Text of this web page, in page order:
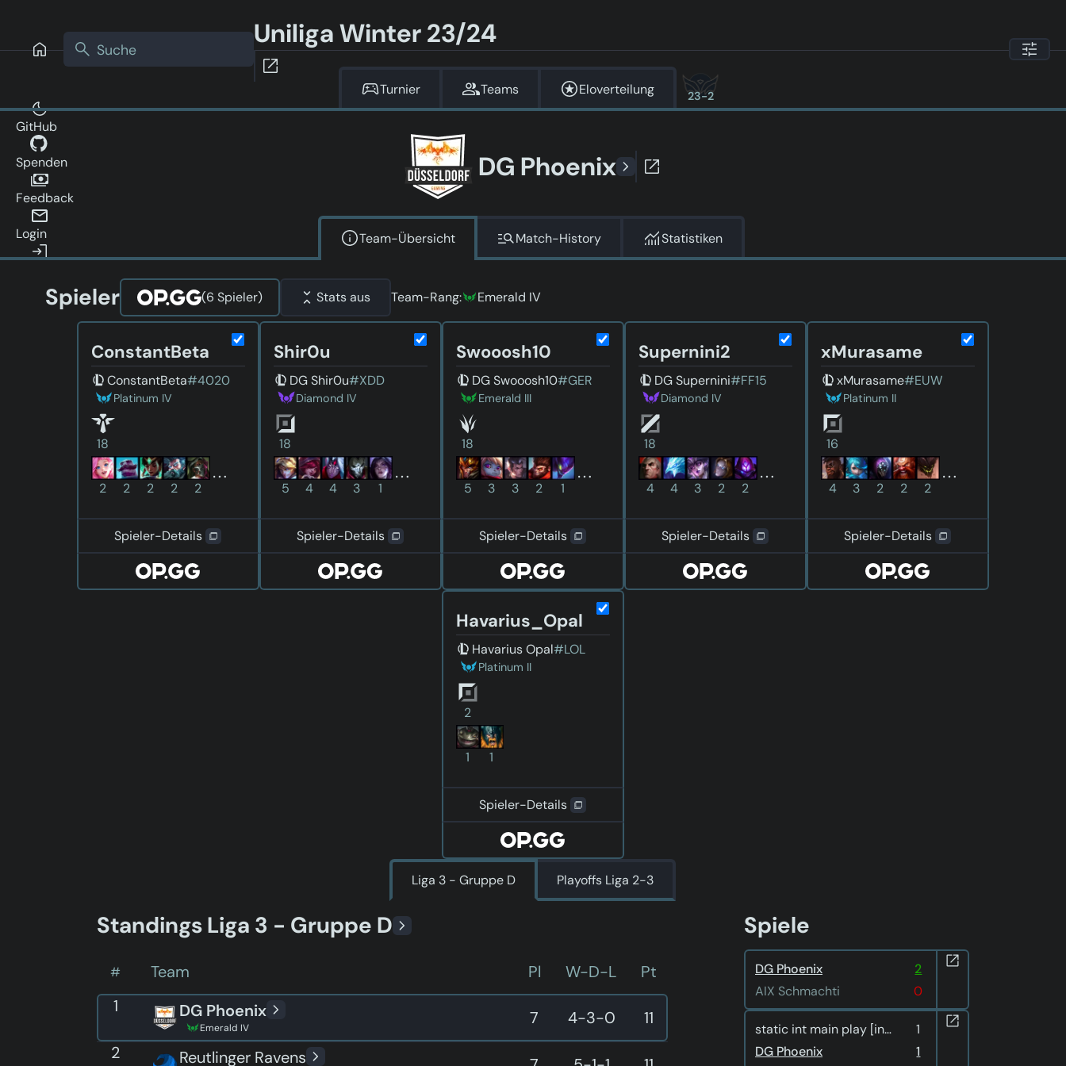
Uniliga Winter 23/24
GitHub
Spenden
Feedback
Login
Turnier Teams Eloverteilung 23-2
DG Phoenix
Team-Übersicht Match-History Statistiken
Spieler (6 Spieler) Stats aus Team-Rang: Emerald IV
ConstantBeta
ConstantBeta#4020
Platinum IV
18
2 2 2 2 2
Spieler-Details
Shir0u
DG Shir0u#XDD
Diamond IV
18
5 4 4 3 1
Spieler-Details
Swooosh10
DG Swooosh10#GER
Emerald III
18
5 3 3 2 1
Spieler-Details
Supernini2
DG Supernini#FF15
Diamond IV
18
4 4 3 2 2
Spieler-Details
xMurasame
xMurasame#EUW
Platinum II
16
4 3 2 2 2
Spieler-Details
Havarius_Opal
Havarius Opal#LOL
Platinum II
2
1 1
Spieler-Details
Liga 3 - Gruppe D Playoffs Liga 2-3
StandingsLiga 3 - Gruppe D
# Team Pl W-D-L
Pt
1
DG Phoenix
Emerald IV 7 4-3-0
11
2
Reutlinger Ravens
Spiele
DG Phoenix
2
AIX Schmachti
0
static int main play [inactive]
1
DG Phoenix
1